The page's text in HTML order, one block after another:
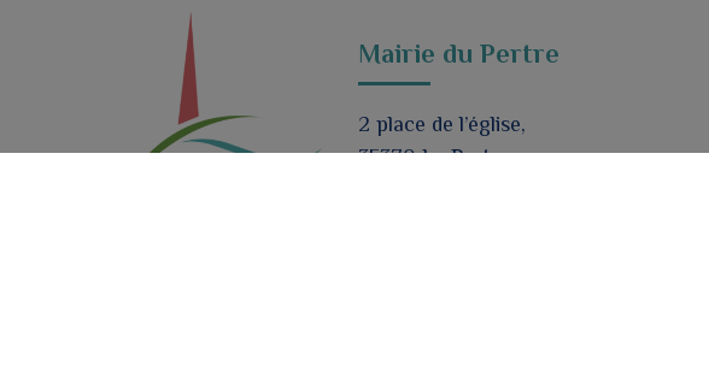
Mairie du Pertre
2 place de l’église,
35370 Le Pertre